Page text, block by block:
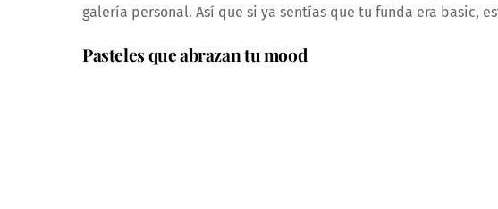
galería personal. Así que si ya sentías que tu funda era basic,
Pasteles que abrazan tu mood